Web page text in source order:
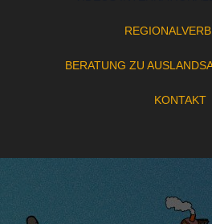
BERATUNG ZU
KONTAKT